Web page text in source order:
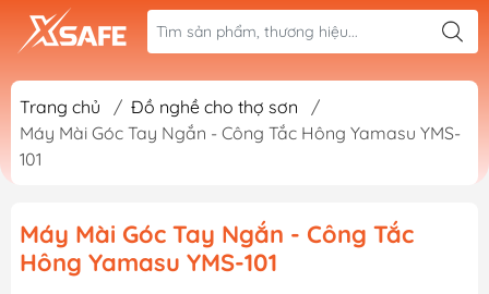
Trang chủ / Đồ nghề cho thợ sơn
/
Máy Mài Góc Tay Ngắn - Công Tắc Hông Yamasu YMS-
101
Máy Mài Góc Tay Ngắn - Công Tắc
Hông Yamasu YMS-101